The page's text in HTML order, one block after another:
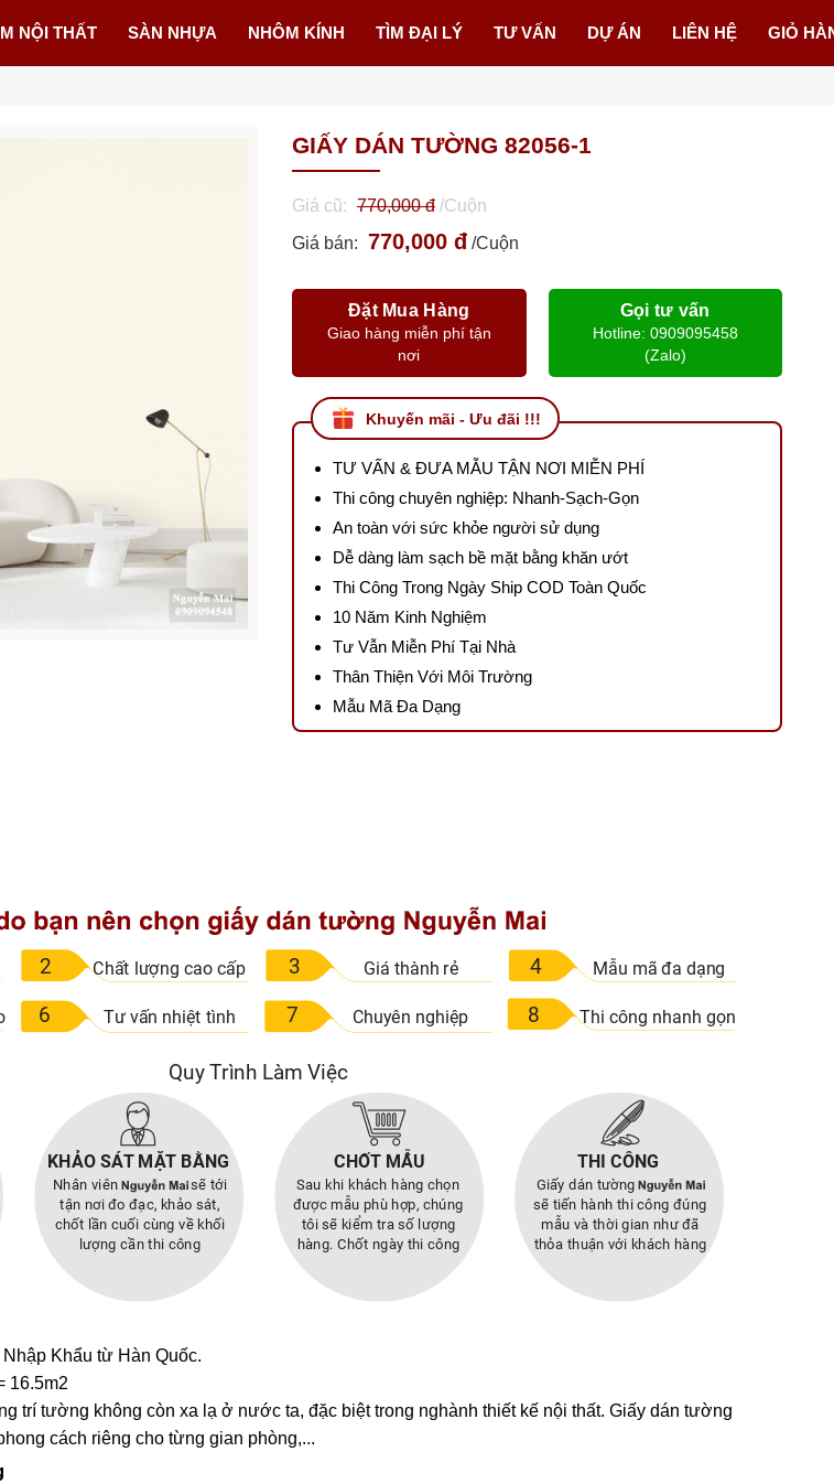
NỘI THẤT SÀN NHỰA NHÔM KÍNH TÌM ĐẠI LÝ TƯ VẤN DỰ ÁN LIÊN HỆ GIỎ
GIẤY DÁN TƯỜNG 82056-1
Giá cũ: 770,000 đ /Cuộn
Giá bán: 770,000 đ /Cuộn
Đặt Mua Hàng
Giao hàng miễn phí tận
nơi
Gọi tư vấn
Hotline: 0909095458
(Zalo)
Khuyến mãi - Ưu đãi !!!
TƯ VẤN & ĐƯA MẪU TẬN NƠI MIỄN PHÍ
Thi công chuyên nghiệp: Nhanh-Sạch-Gọn
An toàn với sức khỏe người sử dụng
Dễ dàng làm sạch bề mặt bằng khăn ướt
Thi Công Trong Ngày Ship COD Toàn Quốc
10 Năm Kinh Nghiệm
Tư Vẫn Miễn Phí Tại Nhà
Thân Thiện Với Môi Trường
Mẫu Mã Đa Dạng
Khẩu từ Hàn Quốc.
16.5m2
trí tường không còn xa lạ ở nước ta, đặc biệt trong nghành thiết kế nội thất. Giấy dán tường
cách riêng cho từng gian phòng,...